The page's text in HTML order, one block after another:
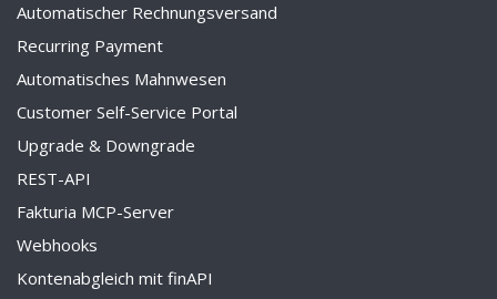
Automatischer Rechnungsversand
Recurring Payment
Automatisches Mahnwesen
Customer Self-Service Portal
Upgrade & Downgrade
REST-API
Fakturia MCP-Server
Webhooks
Kontenabgleich mit finAPI